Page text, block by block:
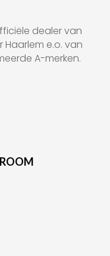
dealer van
e.o. van
A-merken.